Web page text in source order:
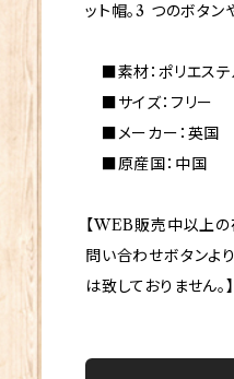
ット帽。3 つのボタン
■素材：ポリエステ
■サイズ：フリー
■メーカー：英国
■原産国：中国
【WEB販売中以上
問い合わせボタンよ
は致しておりません。】